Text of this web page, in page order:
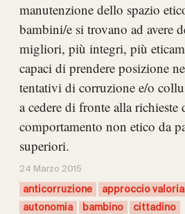
manutenzione dello spazio
bambini/e si trovano ad avere
migliori, più integri, più
capaci di prendere posizione
tentativi di corruzione e/o
a cedere di fronte alla richieste
comportamento non etico da
superiori.
24 Marzo 2015
anticorruzione approccio
autonomia
bambino
cittadino